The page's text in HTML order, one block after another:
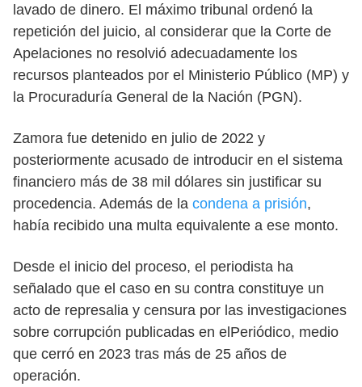
lavado de dinero. El máximo tribunal ordenó la
repetición del juicio, al considerar que la Corte de
Apelaciones no resolvió adecuadamente los
recursos planteados por el Ministerio Público (MP) y
la Procuraduría General de la Nación (PGN).
Zamora fue detenido en julio de 2022 y
posteriormente acusado de introducir en el sistema
financiero más de 38 mil dólares sin justificar su
procedencia. Además de la condena a prisión,
había recibido una multa equivalente a ese monto.
Desde el inicio del proceso, el periodista ha
señalado que el caso en su contra constituye un
acto de represalia y censura por las investigaciones
sobre corrupción publicadas en elPeriódico, medio
que cerró en 2023 tras más de 25 años de
operación.